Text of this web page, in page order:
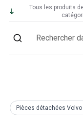
Volvo Amazon
Volvo Amazon Pièces
Liaison de
Volvo Amazon Système
Volvo Amazon
Volvo Amazon Pièces
Volvo Amazon
Volvo Amazon Pièces
Volvo Amazon Roues/
Tous les produits
Pièces détachées